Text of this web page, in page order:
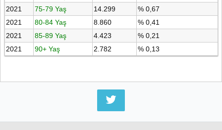
2021
75-79 Yaş 14.299
% 0,67
2021
80-84 Yaş 8.860
% 0,41
2021
85-89 Yaş 4.423
% 0,21
2021
90+ Yaş 2.782 % 0,13